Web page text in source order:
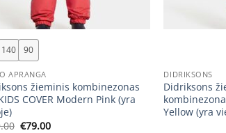
140 90
APRANGA
žieminis kombinezonas
COVER Modern Pink (yra
Original
€79.00Current
DIDRIKSONS
Didriksons
Yellow (yra